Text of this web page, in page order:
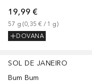
19,99 €
57 g (0,35 € / 1 g)
DOVANA
SOL DE JANEIRO
Bum Bum